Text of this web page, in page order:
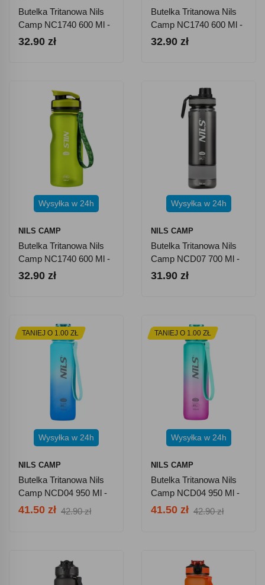
Butelka Tritanowa Nils
Camp NC1740 600 Ml -
Czarna
32.90 zł
Butelka Tritanowa Nils
Camp NC1740 600 Ml -
Niebieska
32.90 zł
Wysyłka w 24h
NILS CAMP
Butelka Tritanowa Nils
Camp NC1740 600 Ml -
Zielona
32.90 zł
Wysyłka w 24h
NILS CAMP
Butelka Tritanowa Nils
Camp NCD07 700 Ml -
Szara
31.90 zł
TANIEJ O 1.00 ZŁ
Wysyłka w 24h
NILS CAMP
Butelka Tritanowa Nils
Camp NCD04 950 Ml -
Niebieska
41.50 zł 42.90 zł
TANIEJ O 1.00 ZŁ
Wysyłka w 24h
NILS CAMP
Butelka Tritanowa Nils
Camp NCD04 950 Ml -
Zielono-Różowa
41.50 zł 42.90 zł